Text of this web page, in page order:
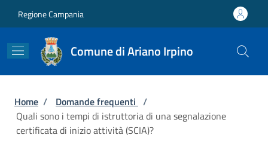
Regione Campania
Comune di Ariano Irpino
Briciole di pane
Home / Domande frequenti /
Quali sono i tempi di istruttoria di una segnalazione
certificata di inizio attività (SCIA)?